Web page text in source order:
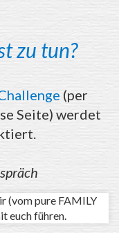
zu tun?
(per
Seite) werdet
(vom pure FAMILY
euch führen.